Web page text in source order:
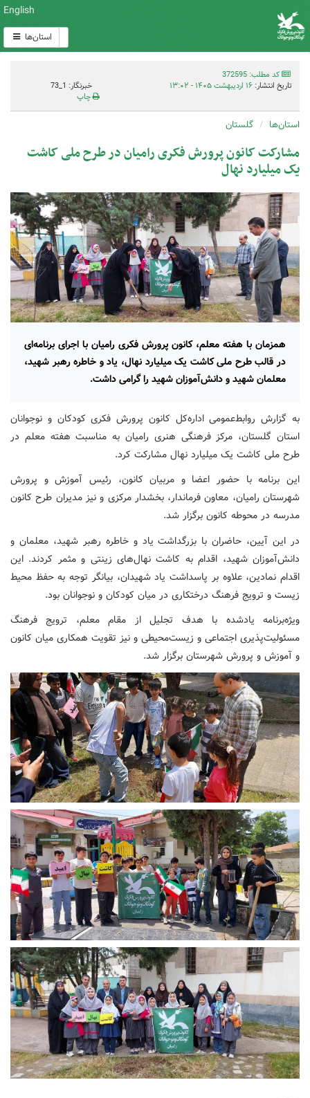
English
استان‌ها
کد مطلب: 372595
تاریخ انتشار: ۱۶ اردیبهشت ۱۴۰۵ - ۱۳:۰۲
خبرنگار: 1_73
چاپ
استان‌ها گلستان
مشارکت کانون پرورش فکری رامیان در طرح ملی کاشت
یک میلیارد نهال
همزمان با هفته معلم، کانون پرورش فکری رامیان با اجرای برنامه‌ای
در قالب طرح ملی کاشت یک میلیارد نهال، یاد و خاطره رهبر شهید،
معلمان شهید و دانش‌آموزان شهید را گرامی داشت.
به گزارش روابط‌عمومی اداره‌کل کانون پرورش فکری کودکان و نوجوانان
استان گلستان، مرکز فرهنگی هنری رامیان به مناسبت هفته معلم در
طرح ملی کاشت یک میلیارد نهال مشارکت کرد.
این برنامه با حضور اعضا و مربیان کانون، رئیس آموزش و پرورش
شهرستان رامیان، معاون فرماندار، بخشدار مرکزی و نیز مدیران طرح کانون
مدرسه در محوطه کانون برگزار شد.
در این آیین، حاضران با بزرگداشت یاد و خاطره رهبر شهید، معلمان و
دانش‌آموزان شهید، اقدام به کاشت نهال‌های زینتی و مثمر کردند. این
اقدام نمادین، علاوه بر پاسداشت یاد شهیدان، بیانگر توجه به حفظ محیط
زیست و ترویج فرهنگ درختکاری در میان کودکان و نوجوانان بود.
ویژه‌برنامه یادشده با هدف تجلیل از مقام معلم، ترویج فرهنگ
مسئولیت‌پذیری اجتماعی و زیست‌محیطی و نیز تقویت همکاری میان کانون
و آموزش و پرورش شهرستان برگزار شد.